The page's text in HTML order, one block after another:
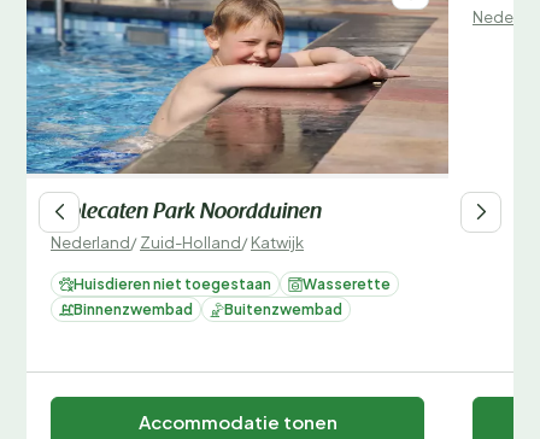
Molecaten Park Noordduinen
Nederland/Zuid-Holland/Katwijk
Huisdieren niet toegestaan
Wasserette
Binnenzwembad
Buitenzwembad
Accommodatie tonen